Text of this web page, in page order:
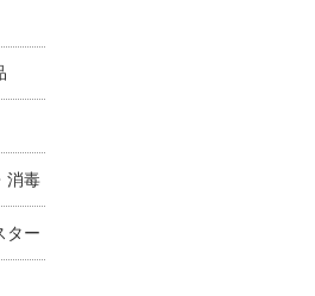
消毒
ター